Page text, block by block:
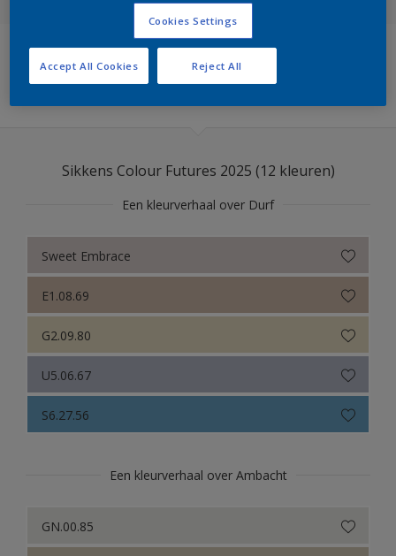
Sikkens Colour Futures 2025
Sikkens Modern Klassieke Kleuren
Sikkens 5051
Sikkens Kleurselectie Kleuren
Sikkens Kleurselectie Witten
Sikkens Colour Futures 2024
Sikkens Colour Futures 2022
Sikkens Colour Futures 2021
Colour Futures 2020
Sikkens Colour Futures 2019
Filters
Sikkens Colour Futures 2025 (12 kleuren)
Een kleurverhaal over Durf
Sweet Embrace
E1.08.69
G2.09.80
U5.06.67
S6.27.56
Een kleurverhaal over Ambacht
GN.00.85
Cookies Settings
Reject All
Accept All Cookies